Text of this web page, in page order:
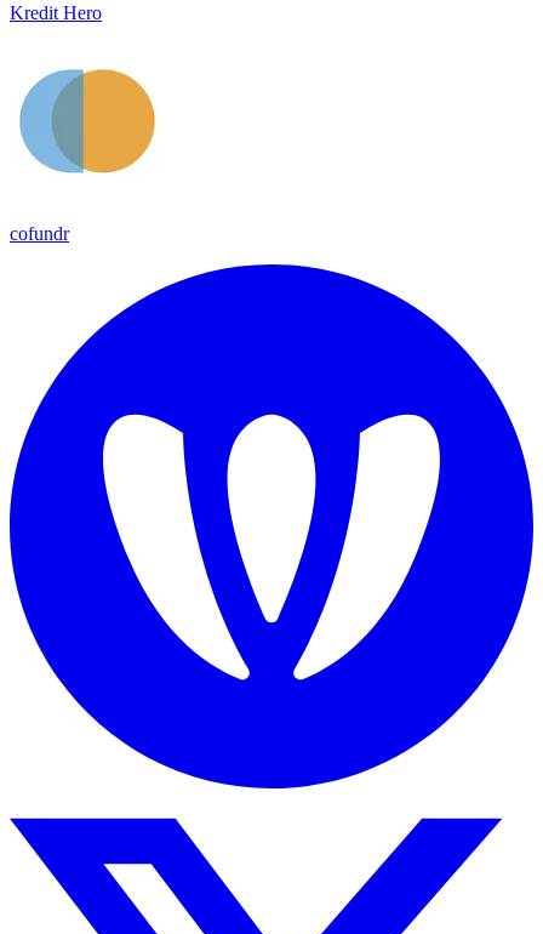
Kredit Hero
cofundr